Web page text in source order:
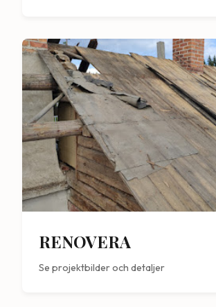
RENOVERA
Se projektbilder och detaljer